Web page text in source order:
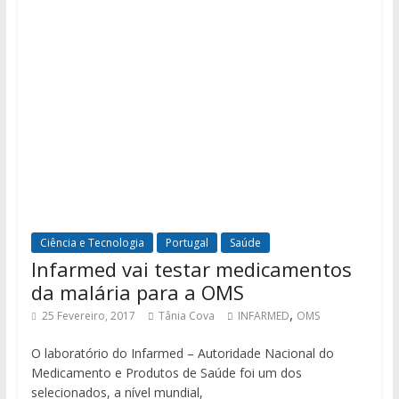
Ciência e Tecnologia Portugal Saúde
Infarmed vai testar medicamentos
da malária para a OMS
25 Fevereiro, 2017 Tânia Cova INFARMED, OMS
O laboratório do Infarmed – Autoridade Nacional do
Medicamento e Produtos de Saúde foi um dos
selecionados, a nível mundial,